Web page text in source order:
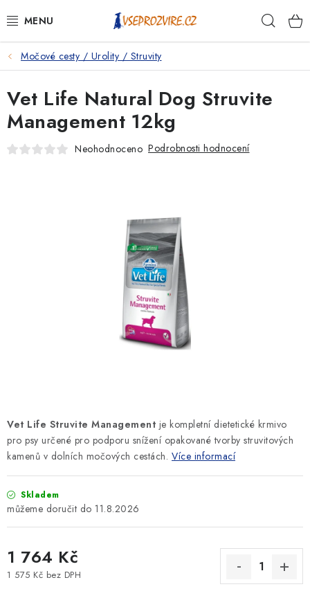
na
PSI
KOČKY
KONĚ
KRÁLÍCI/HLODAVCI/PTÁCI
Močové cesty / Urolity / Struvity
Vet Life Struvite Management je kompletní dietetické krmivo
pro psy určené pro podporu snížení opakované tvorby struvitových
kamenů v dolních močových cestách. Více informací
Skladem
11.8.2026
1 764 Kč
1 575 Kč bez DPH
Vet Life Natural Dog Struvite
Management 12kg
Neohodnoceno Podrobnosti hodnocení